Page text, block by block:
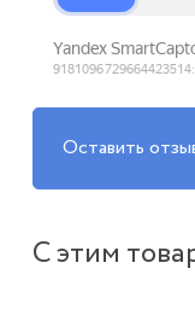
Оставить
С этим